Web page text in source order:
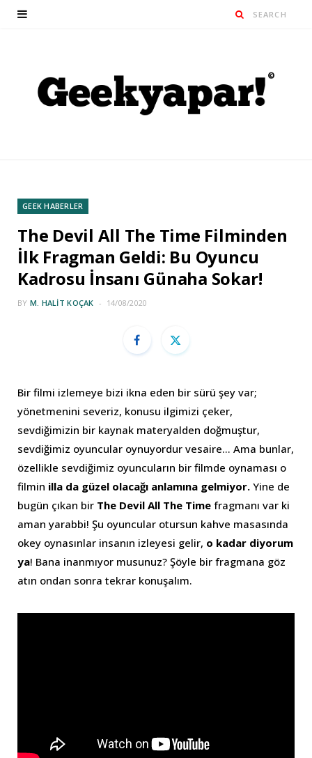
GEEK HABERLER
The Devil All The Time Filminden
İlk Fragman Geldi: Bu Oyuncu
Kadrosu İnsanı Günaha Sokar!
BY M. HALIT KOÇAK 14/08/2020
Bir filmi izlemeye bizi ikna eden bir sürü şey var;
yönetmenini severiz, konusu ilgimizi çeker,
sevdiğimizin bir kaynak materyalden doğmuştur,
sevdiğimiz oyuncular oynuyordur vesaire… Ama bunlar,
özellikle sevdiğimiz oyuncuların bir filmde oynaması o
filmin illa da güzel olacağı anlamına gelmiyor. Yine de
bugün çıkan bir The Devil All The Time fragmanı var ki
aman yarabbi! Şu oyuncular otursun kahve masasında
okey oynasınlar insanın izleyesi gelir, o kadar diyorum
ya! Bana inanmıyor musunuz? Şöyle bir fragmana göz
atın ondan sonra tekrar konuşalım.